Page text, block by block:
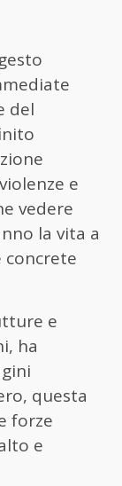
del
e
vedere
la vita a
concrete
e
ha
questa
forze
e